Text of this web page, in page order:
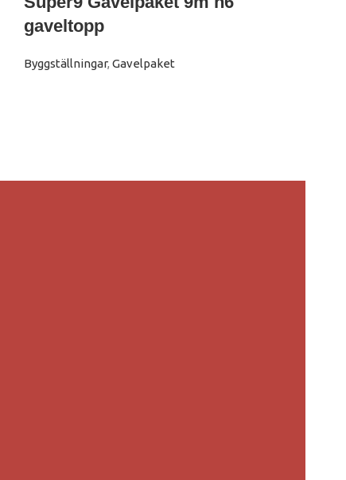
gaveltopp
Byggställningar, Gavelpaket